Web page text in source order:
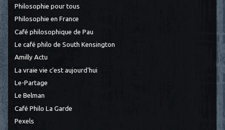
Philosophie pour tous
Philosophie en France
Café philosophique de Pau
Le café philo de South Kensington
Amilly Actu
La vraie vie c'est aujourd'hui
Le-Partage
Le Belman
Café Philo La Garde
Pexels